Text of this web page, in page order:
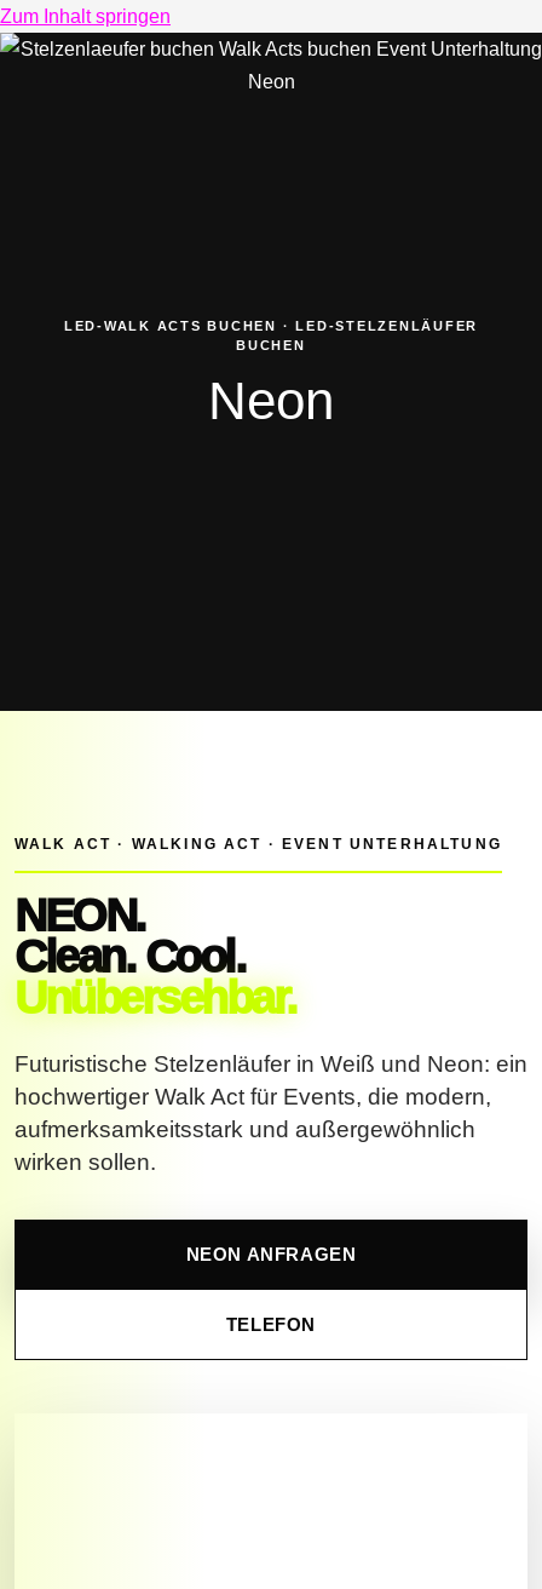
Zum Inhalt springen
LED-WALK ACTS BUCHEN · LED-STELZENLÄUFER
BUCHEN
Neon
WALK ACT · WALKING ACT · EVENT UNTERHALTUNG
NEON.
Clean. Cool.
Unübersehbar.
Futuristische Stelzenläufer in Weiß und Neon: ein
hochwertiger Walk Act für Events, die modern,
aufmerksamkeitsstark und außergewöhnlich
wirken sollen.
NEON ANFRAGEN
TELEFON